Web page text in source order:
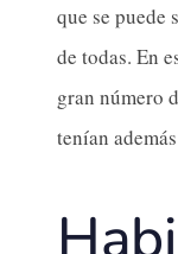
que se puede
de todas. En
gran número
tenían